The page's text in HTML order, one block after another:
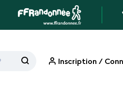
Inscription /